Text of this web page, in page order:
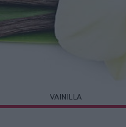
VAINILLA